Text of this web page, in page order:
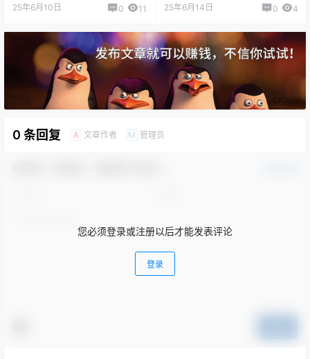
25年6月10日 0 11 25年6月14日 0 4
0 条回复 A 文章作者 M 管理员
您必须登录或注册以后才能发表评论
登录